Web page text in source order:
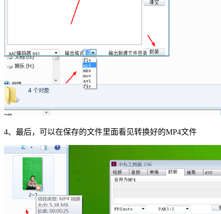
4、最后，可以在保存的文件里面看见转换好的MP4文件